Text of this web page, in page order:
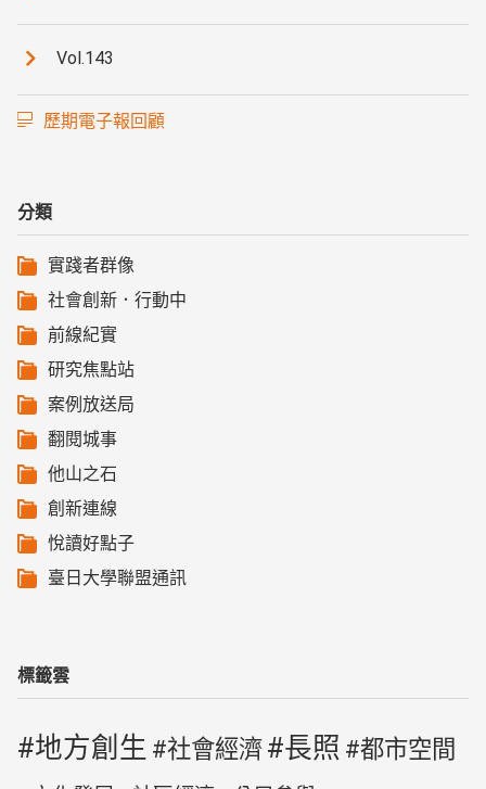
Vol.143
歷期電子報回顧
分類
實踐者群像
社會創新．行動中
前線紀實
研究焦點站
案例放送局
翻閱城事
他山之石
創新連線
悅讀好點子
臺日大學聯盟通訊
標籤雲
地方創生 社會經濟 長照 都市空間